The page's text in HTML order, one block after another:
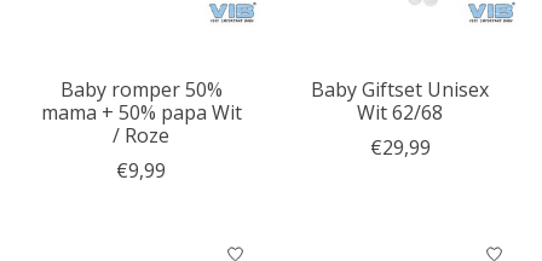
Baby romper 50%
mama + 50% papa Wit
/ Roze
€9,99
Baby Giftset Unisex
Wit 62/68
€29,99